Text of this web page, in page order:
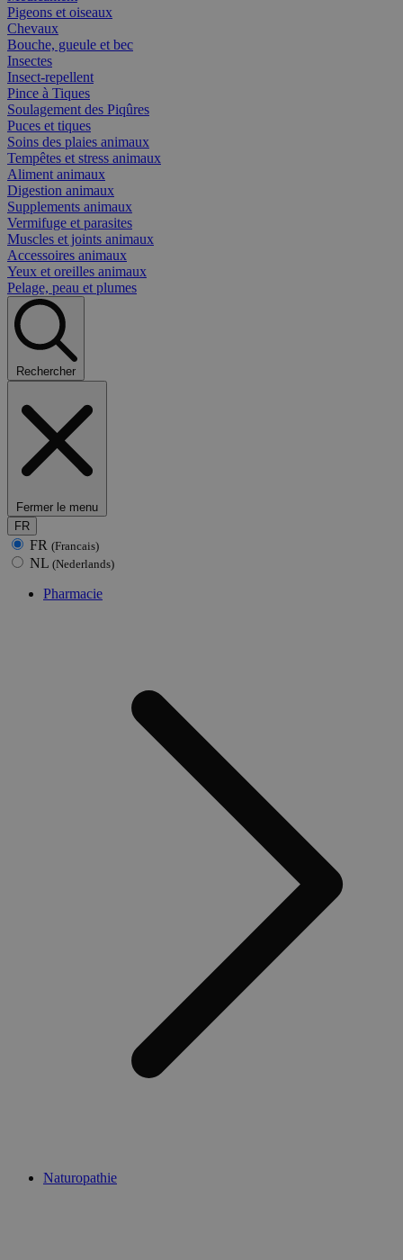
Pigeons et oiseaux
Chevaux
Bouche, gueule et bec
Insectes
Insect-repellent
Pince à Tiques
Soulagement des Piqûres
Puces et tiques
Soins des plaies animaux
Tempêtes et stress animaux
Aliment animaux
Digestion animaux
Supplements animaux
Vermifuge et parasites
Muscles et joints animaux
Accessoires animaux
Yeux et oreilles animaux
Pelage, peau et plumes
Rechercher
Fermer le menu
FR
FR (Francais)
NL (Nederlands)
Pharmacie
Naturopathie